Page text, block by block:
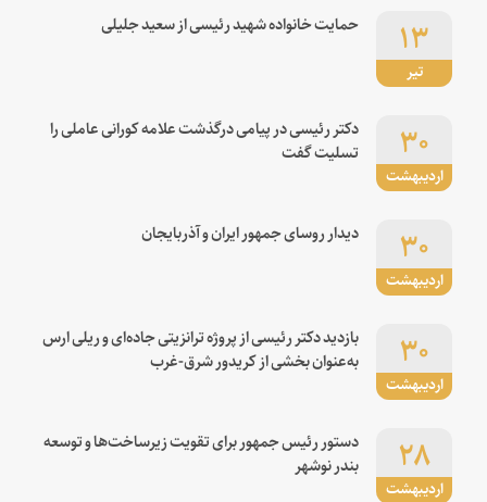
تیر
۱۳ حمایت خانواده شهید رئیسی از سعید جلیلی
اردیبهشت
۳۰
دکتر رئیسی در پیامی درگذشت علامه کورانی عاملی را
تسلیت گفت
اردیبهشت
۳۰ دیدار روسای جمهور ایران و آذربایجان
اردیبهشت
۳۰
بازدید دکتر رئیسی از پروژه ترانزیتی جاده‌ای و ریلی ارس
به‌عنوان بخشی از کریدور شرق-غرب
اردیبهشت
۲۸
دستور رئیس جمهور برای تقویت زیرساخت‌ها و توسعه
بندر نوشهر